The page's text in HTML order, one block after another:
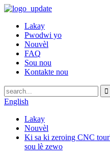
Lakay
Pwodwi yo
Nouvèl
FAQ
Sou nou
Kontakte nou
English
Lakay
Nouvèl
Ki sa ki zeroing CNC
sou lè zewo